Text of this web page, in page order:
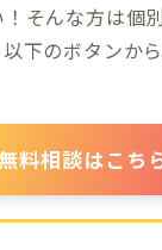
そんな方は個
下のボタンか
料相談はこち